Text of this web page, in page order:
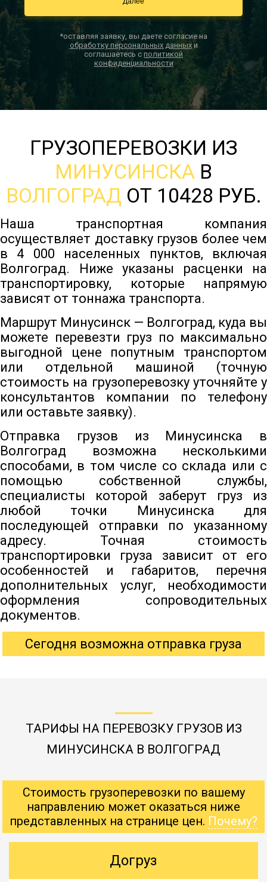
*оставляя заявку, вы даете согласие на
обработку персональных данныхи
соглашаетесь с политикой
конфиденциальности
ГРУЗОПЕРЕВОЗКИ ИЗ
МИНУСИНСКА В
ВОЛГОГРАД ОТ 10428 РУБ.
Наша транспортная компания
осуществляет доставку грузов более чем
в 4 000 населенных пунктов, включая
Волгоград. Ниже указаны расценки на
транспортировку, которые напрямую
зависят от тоннажа транспорта.
Маршрут Минусинск — Волгоград, куда вы
можете перевезти груз по максимально
выгодной цене попутным транспортом
или отдельной машиной (точную
стоимость на грузоперевозку уточняйте у
консультантов компании по телефону
или оставьте заявку).
Отправка грузов из Минусинска в
Волгоград возможна несколькими
способами, в том числе со склада или с
помощью собственной службы,
специалисты которой заберут груз из
любой точки Минусинска для
последующей отправки по указанному
адресу. Точная стоимость
транспортировки груза зависит от его
особенностей и габаритов, перечня
дополнительных услуг, необходимости
оформления сопроводительных
документов.
Сегодня возможна отправка груза
ТАРИФЫ НА ПЕРЕВОЗКУ ГРУЗОВ ИЗ
МИНУСИНСКА В ВОЛГОГРАД
Стоимость грузоперевозки по вашему
направлению может оказаться ниже
представленных на странице цен. Почему?
Догруз